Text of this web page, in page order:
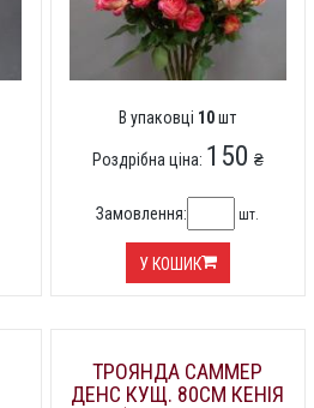
В упаковці 10шт
Роздрібна ціна: 150 ₴
Замовлення: шт.
У КОШИК
ТРОЯНДА САММЕР
ДЕНС КУЩ. 80СМ КЕНІЯ